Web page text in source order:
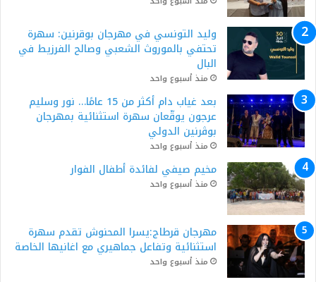
وليد التونسي في مهرجان بوقرنين: سهرة
تحتفي بالموروث الشعبي وصالح الفرزيط في
البال
منذ أسبوع واحد
بعد غياب دام أكثر من 15 عامًا… نور وسليم
عرجون يوقّعان سهرة استثنائية بمهرجان
بوڨرنين الدولي
منذ أسبوع واحد
مخيم صيفي لفائدة أطفال الفوار
منذ أسبوع واحد
مهرجان قرطاج:يسرا المحنوش تقدم سهرة
استثنائية وتفاعل جماهيري مع اغانيها الخاصة
منذ أسبوع واحد